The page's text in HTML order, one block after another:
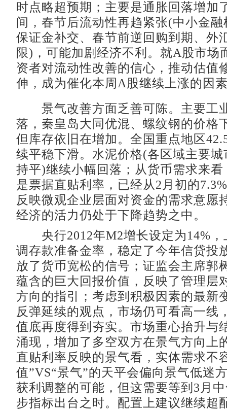
时点略超预期；主要是通胀回落增加
间，春节后流动性再趋紧张(中小金
保证金补交、春节前逆回购到期、外
限)，可能加剧经济不利。就A股市场
资者对流动性改善的信心，推动估值
伸，成为催化本周A股继续上涨的因
景气改善方面乏善可陈。主要工
落，秦皇岛大同优混、螺纹钢的价格
但库存依旧在增加。全国重点地区
续平稳下滑。水泥价格(各区域主要
持平)继续小幅回落；从货币需求来
是票据直贴利率，已经从2月初的
反映微观企业层面对资金的需求意愿
经济的活力仍处于下降趋势之中。
央行2012年M2增长设定为14%，
调存款准备金率，稳定了今年信贷投
放了货币宽松的信号；证监会主席郭
蕴含的巨大回报价值，反映了管理层
方向的指引；考虑到积极因素的最新
反弹延续的观点，市场仍可看高一线
值底再度得到夯实。市场重心抬升与
涌现，增加了多空双方在景气方向上
直贴利率反映的景气看，实体需求不
值”VS“景气”的天平会偏向景气低迷
获利调整的可能，但这需要等到3月
步指标出台之时。配置上建议继续超